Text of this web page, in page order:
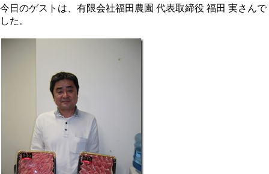
今日のゲストは、有限会社福田農園 代表取締役 福田 実さんで
した。